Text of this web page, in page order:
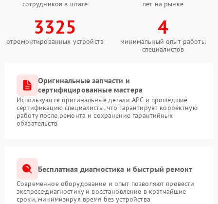
сотрудников в штате лет на рынке
3325
отремонтированных устройств
4
минимальный опыт работы
специалистов
Оригинальные запчасти и
сертифицированные мастера
Используются оригинальные детали APC и прошедшие
сертификацию специалисты, что гарантирует корректную
работу после ремонта и сохранение гарантийных
обязательств
Бесплатная диагностика и быстрый ремонт
Современное оборудование и опыт позволяют провести
экспресс-диагностику и восстановление в кратчайшие
сроки, минимизируя время без устройства